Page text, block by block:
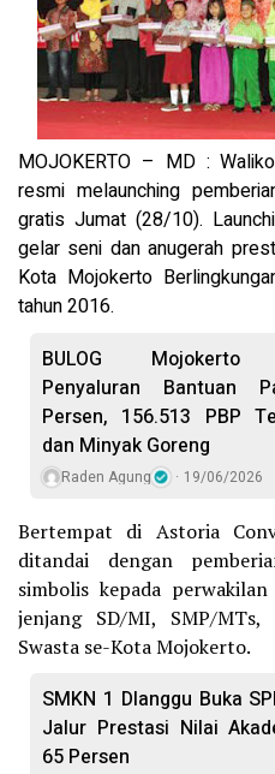
MOJOKERTO – MD :
resmi melaunching
gratis Jumat (28/10).
gelar seni dan anugerah
Kota Mojokerto
tahun 2016.
BULOG Mojokerto
Penyaluran Bantuan
Persen, 156.513 PBP
dan Minyak Goreng
Raden Agung 19/06/2026
Bertempat di Astoria
ditandai dengan
simbolis kepada
jenjang SD/MI, SMP/
Swasta se-Kota Mojokerto.
SMKN 1 Dlanggu Buka
Jalur Prestasi Nilai
65 Persen